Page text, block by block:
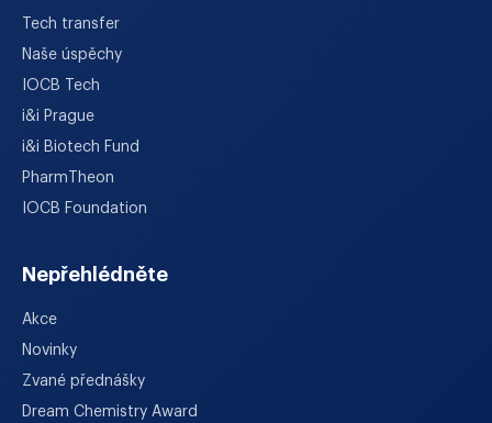
Tech transfer
Naše úspěchy
IOCB Tech
i&i Prague
i&i Biotech Fund
PharmTheon
IOCB Foundation
Nepřehlédněte
Akce
Novinky
Zvané přednášky
Dream Chemistry Award